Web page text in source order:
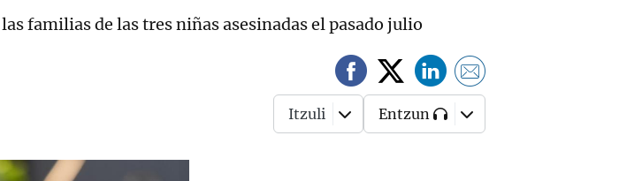
familias de las tres niñas asesinadas el pasado julio
Itzuli Entzun